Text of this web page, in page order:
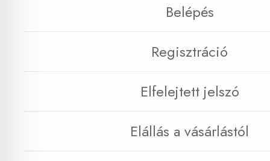
Belépés
Regisztráció
Elfelejtett jelszó
Elállás a vásárlástól